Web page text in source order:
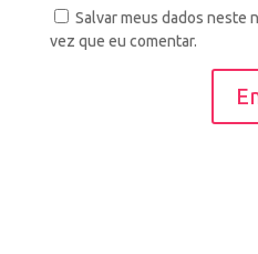
Salvar meus dados neste
vez que eu comentar.